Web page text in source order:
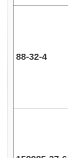
88-32-4